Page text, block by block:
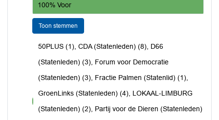
100% Voor
Toon stemmen
voor
50PLUS (1), CDA (Statenleden) (8), D66
(Statenleden) (3), Forum voor Democratie
(Statenleden) (3), Fractie Palmen (Statenlid) (1),
GroenLinks (Statenleden) (4), LOKAAL-LIMBURG
(Statenleden) (2), Partij voor de Dieren (Statenleden)